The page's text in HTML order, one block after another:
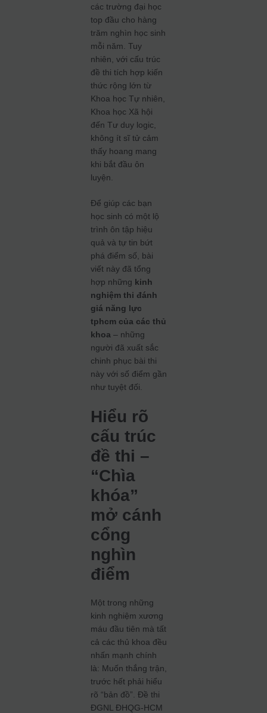
các trường đại học
top đầu cho hàng
trăm nghìn học sinh
mỗi năm. Tuy
nhiên, với cấu trúc
đề thi tích hợp kiến
thức rộng lớn từ
Khoa học Tự nhiên,
Khoa học Xã hội
đến Tư duy logic,
không ít sĩ tử cảm
thấy hoang mang
khi bắt đầu ôn
luyện.
Để giúp các bạn
học sinh có một lộ
trình ôn tập hiệu
quả và tự tin bứt
phá điểm số, bài
viết này đã tổng
hợp những kinh
nghiệm thi đánh
giá năng lực
tphcm của các thủ
khoa – những
người đã xuất sắc
chinh phục bài thi
này với số điểm gần
như tuyệt đối.
Hiểu rõ
cấu trúc
đề thi –
“Chìa
khóa”
mở cánh
cổng
nghìn
điểm
Một trong những
kinh nghiệm xương
máu đầu tiên mà tất
cả các thủ khoa đều
nhấn mạnh chính
là: Muốn thắng trận,
trước hết phải hiểu
rõ “bản đồ”. Đề thi
ĐGNL ĐHQG-HCM